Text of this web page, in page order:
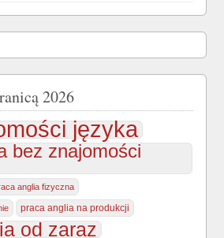
2026
języka
bez znajomości
anglia fizyczna
praca anglia na produkcji
od zaraz